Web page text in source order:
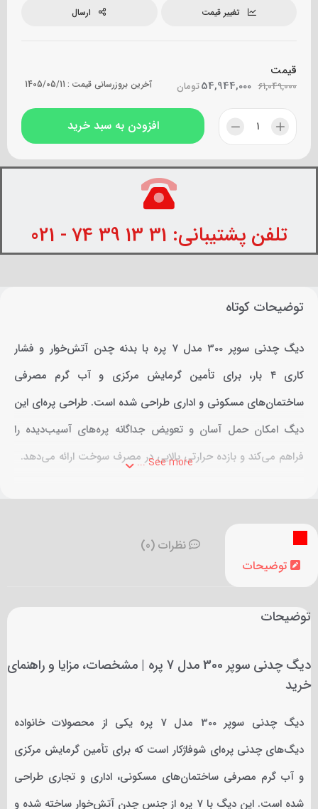
تغییر قیمت ارسال
قیمت
61,049,000 تومان54,944,000 آخرین بروزرسانی قیمت : 1405/05/11
افزودن به سبد خرید
تلفن پشتیبانی: 31 13 39 74 - 021
توضیحات کوتاه
دیگ چدنی سوپر 300 مدل 7 پره با بدنه چدن آتش‌خوار و فشار
کاری ۴ بار، برای تأمین گرمایش مرکزی و آب گرم مصرفی
ساختمان‌های مسکونی و اداری طراحی شده است. طراحی پره‌ای این
دیگ امکان حمل آسان و تعویض جداگانه پره‌های آسیب‌دیده را
فراهم می‌کند و بازده حرارتی بالایی در مصرف سوخت ارائه می‌دهد.
See more ...
توضیحات
نظرات (0)
توضیحات
دیگ چدنی سوپر 300 مدل 7 پره | مشخصات، مزایا و راهنمای
خرید
دیگ چدنی سوپر 300 مدل 7 پره یکی از محصولات خانواده
دیگ‌های چدنی پره‌ای شوفاژکار است که برای تأمین گرمایش مرکزی
و آب گرم مصرفی ساختمان‌های مسکونی، اداری و تجاری طراحی
شده است. این دیگ با 7 پره از جنس چدن آتش‌خوار ساخته شده و